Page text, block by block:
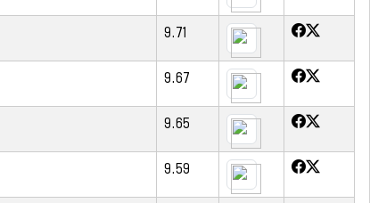
9.71
9.67
9.65
9.59